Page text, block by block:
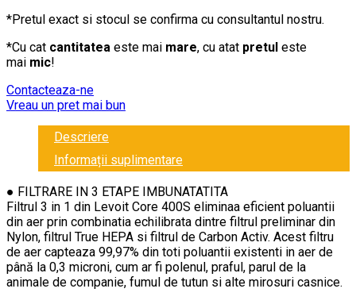
*Pretul exact si stocul se confirma cu consultantul nostru.
*Cu cat cantitatea este mai mare, cu atat pretul este
mai mic!
Contacteaza-ne
Vreau un pret mai bun
Descriere
Informații suplimentare
● FILTRARE IN 3 ETAPE IMBUNATATITA
Filtrul 3 in 1 din Levoit Core 400S eliminaa eficient poluantii
din aer prin combinatia echilibrata dintre filtrul preliminar din
Nylon, filtrul True HEPA si filtrul de Carbon Activ. Acest filtru
de aer capteaza 99,97% din toti poluantii existenti in aer de
până la 0,3 microni, cum ar fi polenul, praful, parul de la
animale de companie, fumul de tutun si alte mirosuri casnice.